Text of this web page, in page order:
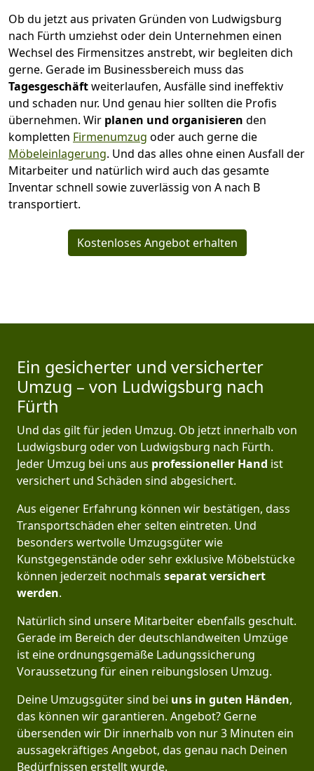
Ob du jetzt aus privaten Gründen von Ludwigsburg
nach Fürth umziehst oder dein Unternehmen einen
Wechsel des Firmensitzes anstrebt, wir begleiten dich
gerne. Gerade im Businessbereich muss das
Tagesgeschäftweiterlaufen, Ausfälle sind ineffektiv
und schaden nur. Und genau hier sollten die Profis
übernehmen. Wir planen und organisieren den
kompletten Firmenumzug oder auch gerne die
Möbeleinlagerung. Und das alles ohne einen Ausfall der
Mitarbeiter und natürlich wird auch das gesamte
Inventar schnell sowie zuverlässig von A nach B
transportiert.
Kostenloses Angebot erhalten
Ein gesicherter und versicherter
Umzug – von Ludwigsburg nach
Fürth
Und das gilt für jeden Umzug. Ob jetzt innerhalb von
Ludwigsburg oder von Ludwigsburg nach Fürth.
Jeder Umzug bei uns aus professioneller Hand ist
versichert und Schäden sind abgesichert.
Aus eigener Erfahrung können wir bestätigen, dass
Transportschäden eher selten eintreten. Und
besonders wertvolle Umzugsgüter wie
Kunstgegenstände oder sehr exklusive Möbelstücke
können jederzeit nochmals separat versichert
werden.
Natürlich sind unsere Mitarbeiter ebenfalls geschult.
Gerade im Bereich der deutschlandweiten Umzüge
ist eine ordnungsgemäße Ladungssicherung
Voraussetzung für einen reibungslosen Umzug.
Deine Umzugsgüter sind bei uns in guten Händen,
das können wir garantieren. Angebot? Gerne
übersenden wir Dir innerhalb von nur 3 Minuten ein
aussagekräftiges Angebot, das genau nach Deinen
Bedürfnissen erstellt wurde.